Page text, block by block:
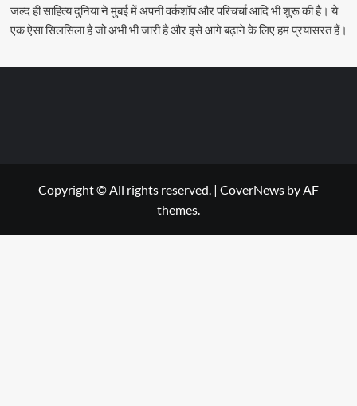
जल्द ही साहित्य दुनिया ने मुंबई में अपनी वर्कशॉप और परिचर्चा आदि भी शुरू की है। ये
एक ऐसा सिलसिला है जो अभी भी जारी है और इसे आगे बढ़ाने के लिए हम प्रयासरत हैं।
Copyright © All rights reserved. | CoverNews by AF
themes.